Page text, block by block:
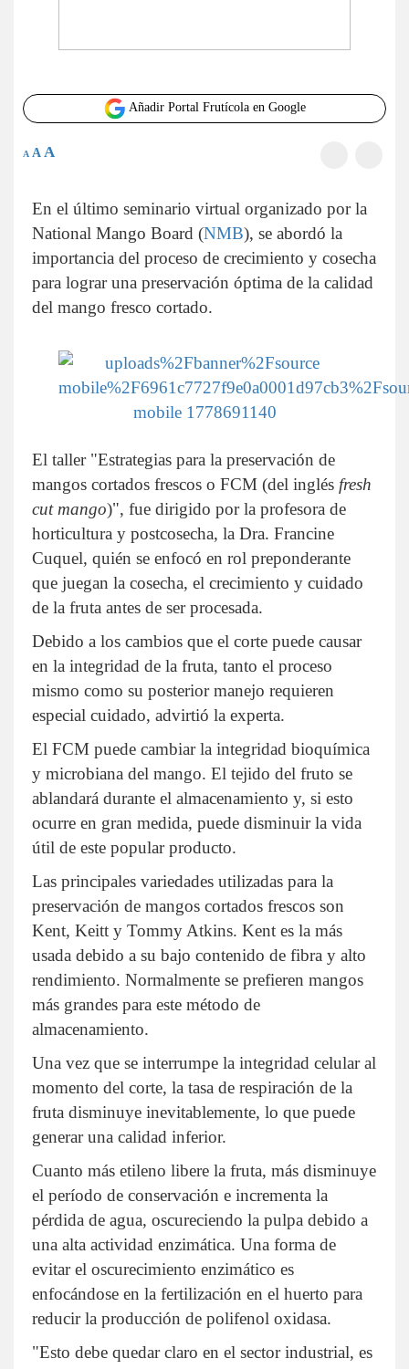
Añadir Portal Frutícola en Google
A A A
En el último seminario virtual organizado por la
National Mango Board (NMB), se abordó la
importancia del proceso de crecimiento y cosecha
para lograr una preservación óptima de la calidad
del mango fresco cortado.
El taller "Estrategias para la preservación de
mangos cortados frescos o FCM (del inglés fresh
cut mango)", fue dirigido por la profesora de
horticultura y postcosecha, la Dra. Francine
Cuquel, quién se enfocó en rol preponderante
que juegan la cosecha, el crecimiento y cuidado
de la fruta antes de ser procesada.
Debido a los cambios que el corte puede causar
en la integridad de la fruta, tanto el proceso
mismo como su posterior manejo requieren
especial cuidado, advirtió la experta.
El FCM puede cambiar la integridad bioquímica
y microbiana del mango. El tejido del fruto se
ablandará durante el almacenamiento y, si esto
ocurre en gran medida, puede disminuir la vida
útil de este popular producto.
Las principales variedades utilizadas para la
preservación de mangos cortados frescos son
Kent, Keitt y Tommy Atkins. Kent es la más
usada debido a su bajo contenido de fibra y alto
rendimiento. Normalmente se prefieren mangos
más grandes para este método de
almacenamiento.
Una vez que se interrumpe la integridad celular al
momento del corte, la tasa de respiración de la
fruta disminuye inevitablemente, lo que puede
generar una calidad inferior.
Cuanto más etileno libere la fruta, más disminuye
el período de conservación e incrementa la
pérdida de agua, oscureciendo la pulpa debido a
una alta actividad enzimática. Una forma de
evitar el oscurecimiento enzimático es
enfocándose en la fertilización en el huerto para
reducir la producción de polifenol oxidasa.
"Esto debe quedar claro en el sector industrial, es